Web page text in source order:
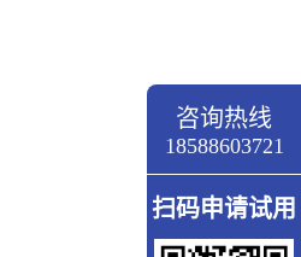
咨询热线
18588603721
扫码申请试用